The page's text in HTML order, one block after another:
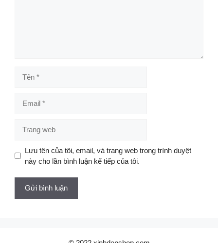
web
Lưu tên của tôi, email, và trang web trong trình duyệt
này cho lần bình luận kế tiếp của tôi.